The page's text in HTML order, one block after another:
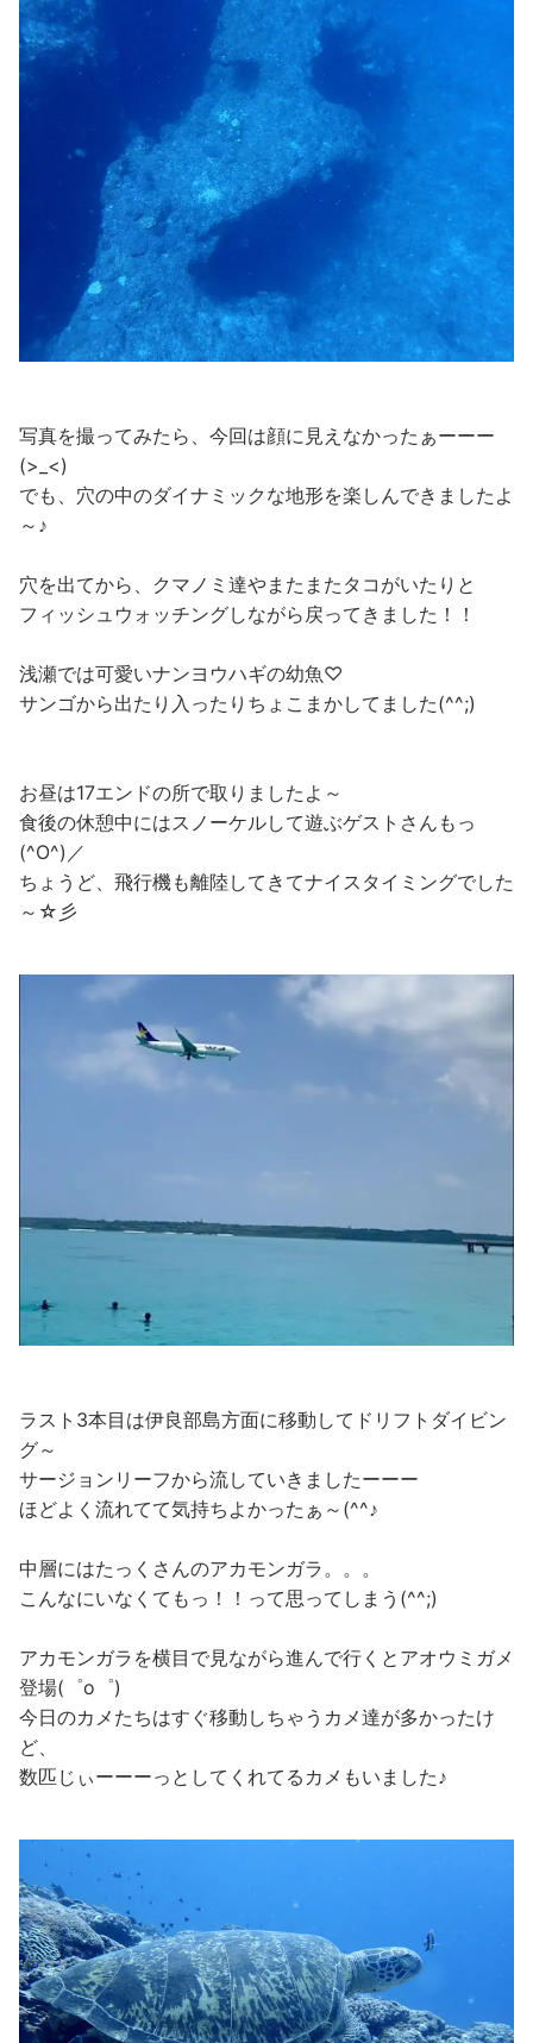
写真を撮ってみたら、今回は顔に見えなかったぁーーー
(>_<)
でも、穴の中のダイナミックな地形を楽しんできましたよ
～♪
穴を出てから、クマノミ達やまたまたタコがいたりと
フィッシュウォッチングしながら戻ってきました！！
浅瀬では可愛いナンヨウハギの幼魚♡
サンゴから出たり入ったりちょこまかしてました(^^;)
お昼は17エンドの所で取りましたよ～
食後の休憩中にはスノーケルして遊ぶゲストさんもっ
(^O^)／
ちょうど、飛行機も離陸してきてナイスタイミングでした
～☆彡
ラスト3本目は伊良部島方面に移動してドリフトダイビン
グ～
サージョンリーフから流していきましたーーー
ほどよく流れてて気持ちよかったぁ～(^^♪
中層にはたっくさんのアカモンガラ。。。
こんなにいなくてもっ！！って思ってしまう(^^;)
アカモンガラを横目で見ながら進んで行くとアオウミガメ
登場(゜o゜)
今日のカメたちはすぐ移動しちゃうカメ達が多かったけ
ど、
数匹じぃーーーっとしてくれてるカメもいました♪